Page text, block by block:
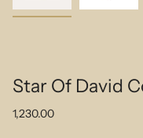
Star Of David
1,230.00